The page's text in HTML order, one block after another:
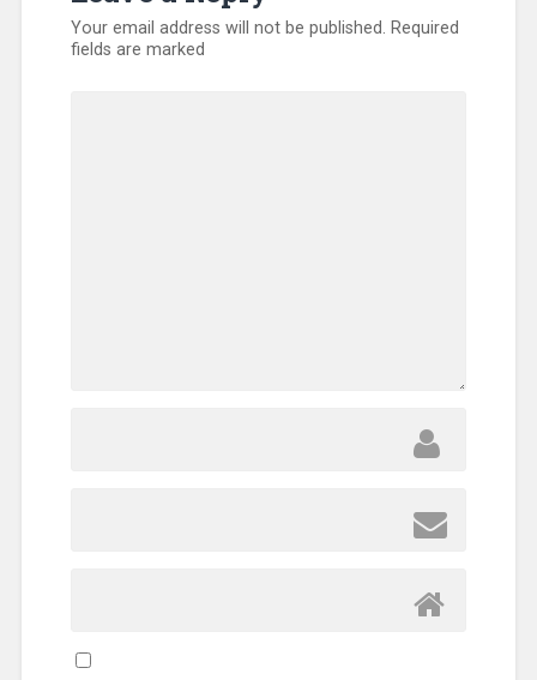
Your email address will not be published. Required
fields are marked